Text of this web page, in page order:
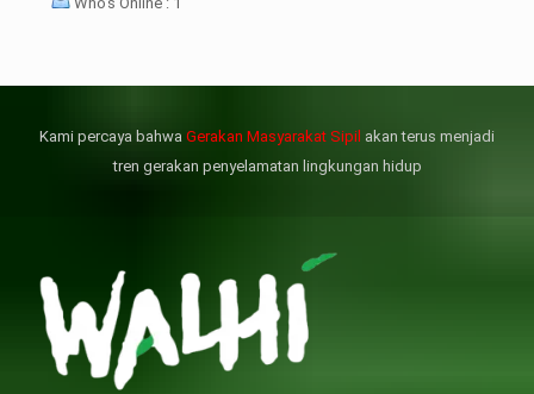
壯陽藥台灣購物
情感來說不管是ED患者自己還
生活肯定都是非常不滿意的，
而鋼, 因此只要了解避免了以上禁
症，現有的臨床經驗來看，在醫
犀利士壯陽藥線上購買
康、動脈血管健康，使心臟動泵
，從而引起器質性勃起功能障
（陽痿）。犀利士的副作用類
，所以亦會加重犀利士副作用症
Kami percaya bahwa Gerakan Masyarakat Sipil akan terus menjadi
tren gerakan penyelamatan lingkungan hidup